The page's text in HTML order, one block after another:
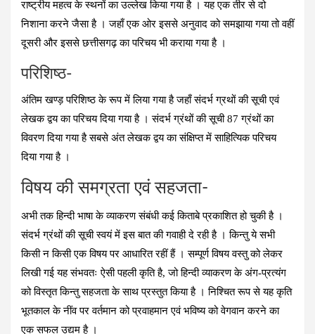
राष्‍ट्रीय महत्व के स्थनों का उल्लेख किया गया है । यह एक तीर से दो
निशाना करने जैसा है । जहाँ एक ओर इससे अनुवाद को समझाया गया तो वहीं
दूसरी और इससे छत्तीसगढ़ का परिचय भी कराया गया है ।
परिशिष्‍ठ-
अंतिम खण्ड़ परिशिष्‍ठ के रूप में लिया गया है जहाँ संदर्भ ग्रथों की सूची एवं
लेखक द्वय का परिचय दिया गया है । संदर्भ ग्रंथों की सूची 87 ग्रंथों का
विवरण दिया गया है सबसे अंत लेखक द्वय का संक्षिप्‍त में साहित्यिक परिचय
दिया गया है ।
विषय की समग्रता एवं सहजता-
अभी तक हिन्दी भाषा के व्याकरण संबंधी कई किताबे प्रकाशित हो चुकी है ।
संदर्भ ग्रंथों की सूची स्वयं में इस बात की गवाही दे रही है । किन्तु ये सभी
किसी न किसी एक विषय पर आधारित रहीं हैं । सम्पूर्ण विषय वस्तु को लेकर
लिखी गई यह संभवतः ऐसी पहली कृति है, जो हिन्दी व्याकरण के अंग-प्रत्यंग
को विस्तृत किन्तु सहजता के साथ प्रस्तुत किया है । निश्चित रूप से यह कृति
भूतकाल के नींव पर वर्तमान को प्रवाहमान एवं भविष्य को वेगवान करने का
एक सफल उद्यम है ।